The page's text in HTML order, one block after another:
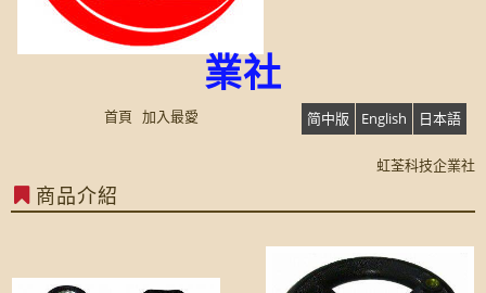
業社
首頁 加入最愛 简中版 English 日本語
虹荃科技企業社
商品介紹